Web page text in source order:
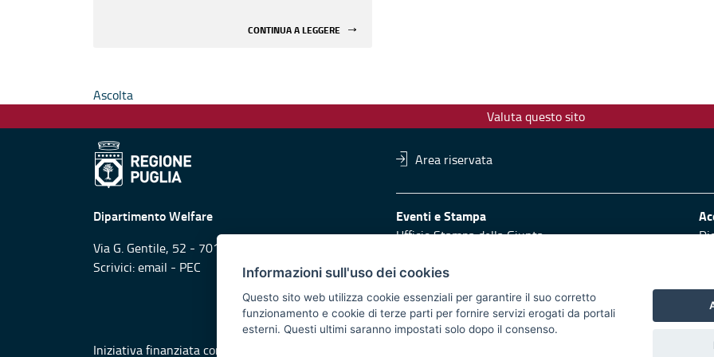
CONTINUA A LEGGERE
Ascolta
Valuta questo sito
Area riservata
Dipartimento Welfare
Via G. Gentile, 52 - 70126 Bari
Scrivici:email - PEC
Eventi e Stampa
Ufficio Stampa della Giunta
Logo e identità regionale
Redazione
Responsabili di pubblicazione
Iniziativa finanziata con risorse del POR Puglia 2014/2020 - Asse XI
Informazioni sull'uso dei cookies
Questo sito web utilizza cookie essenziali per garantire il suo corretto
funzionamento e cookie di terze parti per fornire servizi erogati da portali
esterni. Questi ultimi saranno impostati solo dopo il consenso.